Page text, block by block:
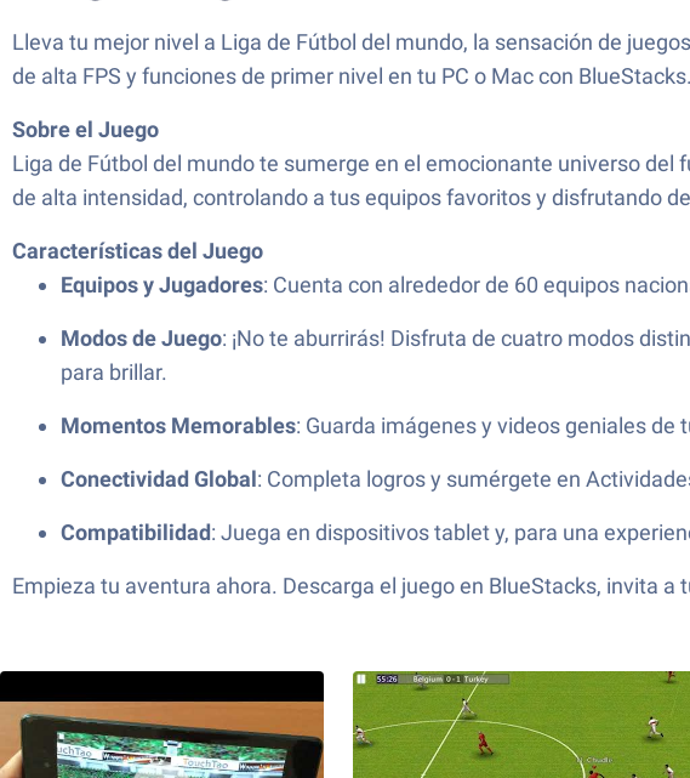
Lleva tu mejor nivel a Liga de Fútbol del mundo, la sensación de
de alta FPS y funciones de primer nivel en tu PC o Mac con BlueStacks.
Sobre el Juego
Liga de Fútbol del mundo te sumerge en el emocionante universo
de alta intensidad, controlando a tus equipos favoritos y disfrutando
Características del Juego
Equipos y Jugadores: Cuenta con alrededor de 60 equipos
Modos de Juego: ¡No te aburrirás! Disfruta de cuatro modos
para brillar.
Momentos Memorables: Guarda imágenes y videos geniales
Conectividad Global: Completa logros y sumérgete en
Compatibilidad: Juega en dispositivos tablet y, para una
Empieza tu aventura ahora. Descarga el juego en BlueStacks, invita